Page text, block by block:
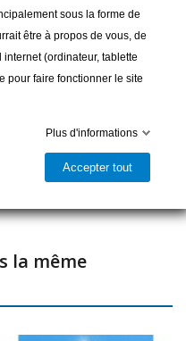
la même
sous la forme de
être à propos de vous, de
(ordinateur, tablette
pour faire fonctionner le site
Plus d'informations
Accepter tout